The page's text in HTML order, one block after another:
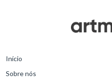
Início
Sobre nós